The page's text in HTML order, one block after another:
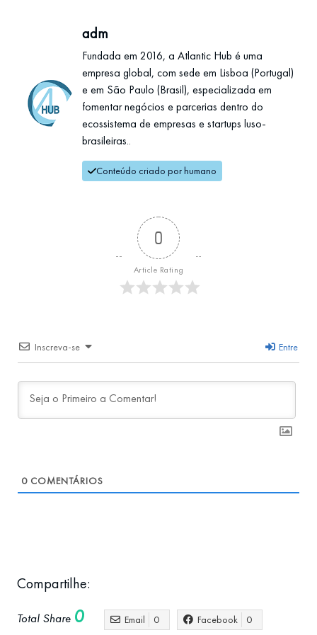
adm
Fundada em 2016, a Atlantic Hub é uma
empresa global, com sede em Lisboa (Portugal)
e em São Paulo (Brasil), especializada em
fomentar negócios e parcerias dentro do
ecossistema de empresas e startups luso-
brasileiras..
Conteúdo criado por humano
0
Article Rating
Inscreva-se Entre
0 COMENTÁRIOS
Compartilhe:
Total Share 0 Email 0 Facebook 0